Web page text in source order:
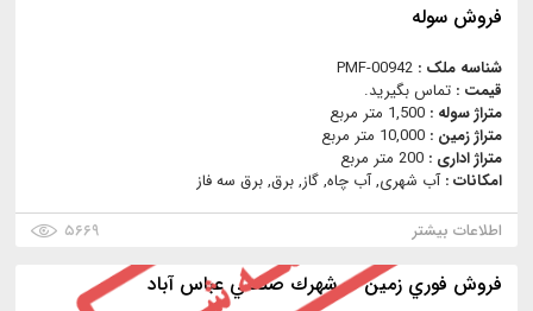
فروش سوله
شناسه ملک : PMF-00942
قیمت : تماس بگیرید.
متراژ سوله : 1,500 متر مربع
متراژ زمین : 10,000 متر مربع
متراژ اداری : 200 متر مربع
امکانات :آب شهری, آب چاه, گاز, برق, برق سه فاز
اطلاعات بیشتر
۵۶۶۹
فروش فوري زمين در شهرك صنعتي عباس آباد